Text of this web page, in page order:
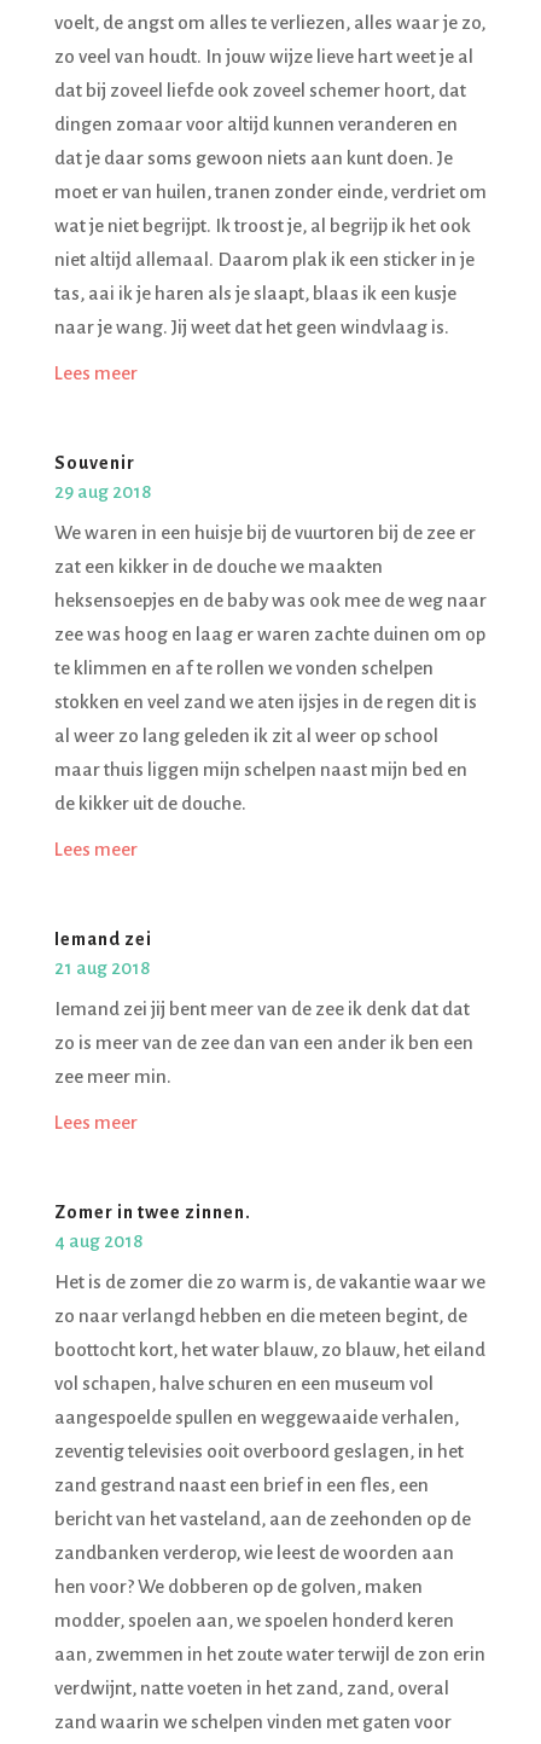
voelt, de angst om alles te verliezen, alles waar je zo,
zo veel van houdt. In jouw wijze lieve hart weet je al
dat bij zoveel liefde ook zoveel schemer hoort, dat
dingen zomaar voor altijd kunnen veranderen en
dat je daar soms gewoon niets aan kunt doen. Je
moet er van huilen, tranen zonder einde, verdriet om
wat je niet begrijpt. Ik troost je, al begrijp ik het ook
niet altijd allemaal. Daarom plak ik een sticker in je
tas, aai ik je haren als je slaapt, blaas ik een kusje
naar je wang. Jij weet dat het geen windvlaag is.
Lees meer
Souvenir
29 aug 2018
We waren in een huisje bij de vuurtoren bij de zee er
zat een kikker in de douche we maakten
heksensoepjes en de baby was ook mee de weg naar
zee was hoog en laag er waren zachte duinen om op
te klimmen en af te rollen we vonden schelpen
stokken en veel zand we aten ijsjes in de regen dit is
al weer zo lang geleden ik zit al weer op school
maar thuis liggen mijn schelpen naast mijn bed en
de kikker uit de douche.
Lees meer
Iemand zei
21 aug 2018
Iemand zei jij bent meer van de zee ik denk dat dat
zo is meer van de zee dan van een ander ik ben een
zee meer min.
Lees meer
Zomer in twee zinnen.
4 aug 2018
Het is de zomer die zo warm is, de vakantie waar we
zo naar verlangd hebben en die meteen begint, de
boottocht kort, het water blauw, zo blauw, het eiland
vol schapen, halve schuren en een museum vol
aangespoelde spullen en weggewaaide verhalen,
zeventig televisies ooit overboord geslagen, in het
zand gestrand naast een brief in een fles, een
bericht van het vasteland, aan de zeehonden op de
zandbanken verderop, wie leest de woorden aan
hen voor? We dobberen op de golven, maken
modder, spoelen aan, we spoelen honderd keren
aan, zwemmen in het zoute water terwijl de zon erin
verdwijnt, natte voeten in het zand, zand, overal
zand waarin we schelpen vinden met gaten voor